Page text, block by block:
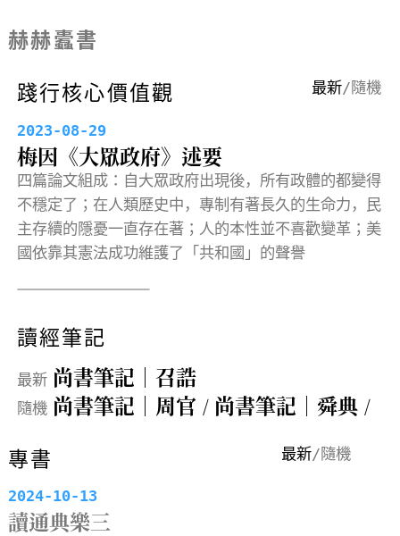
赫赫蠹書
踐行核心價值觀
最新/ 隨機
2023-08-29
梅因《大眾政府》述要
四篇論文組成：自大眾政府出現後，所有政體的都變得
不穩定了；在人類歷史中，專制有著長久的生命力，民
主存續的隱憂一直存在著；人的本性並不喜歡變革；美
國依靠其憲法成功維護了「共和國」的聲譽
讀經筆記
最新 尚書筆記｜召誥
隨機 尚書筆記｜周官 / 尚書筆記｜舜典 /
專書 最新/隨機
2024-10-13
讀通典樂三
專書